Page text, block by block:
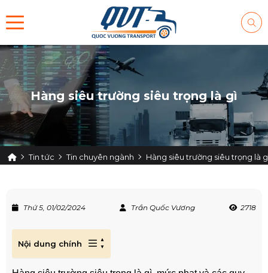
Hàng siêu trường siêu trọng là gì
Tin tức Tin chuyên ngành Hàng siêu trường siêu trọng là
Thứ 5, 01/02/2024 Trần Quốc Vương 2718
Nội dung chính